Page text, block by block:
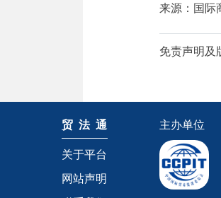
来源：国际
免责声明及
贸 法 通
关于平台
网站声明
主办单位